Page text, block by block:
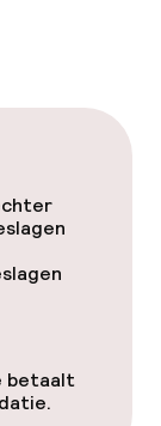
betaalt